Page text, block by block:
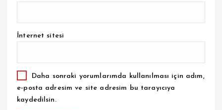
İnternet sitesi
Daha sonraki yorumlarımda kullanılması için adım,
e-posta adresim ve site adresim bu tarayıcıya
kaydedilsin.